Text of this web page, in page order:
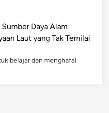
Sumber Daya Alam
Laut yang Tak Ternilai
belajar dan menghafal